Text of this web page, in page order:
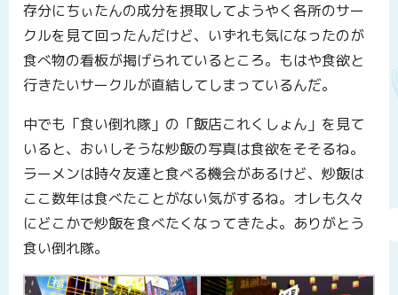
存分にちぃたんの成分を摂取してようやく各所のサー
クルを見て回ったんだけど、いずれも気になったのが
食べ物の看板が掲げられているところ。もはや食欲と
行きたいサークルが直結してしまっているんだ。
中でも「食い倒れ隊」の「飯店これくしょん」を見て
いると、おいしそうな炒飯の写真は食欲をそそるね。
ラーメンは時々友達と食べる機会があるけど、炒飯は
ここ数年は食べたことがない気がするね。オレも久々
にどこかで炒飯を食べたくなってきたよ。ありがとう
食い倒れ隊。